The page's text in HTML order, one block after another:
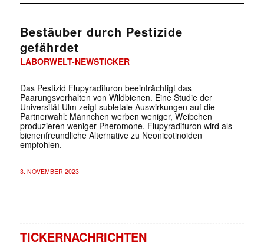
Bestäuber durch Pestizide
gefährdet
LABORWELT-NEWSTICKER
Das Pestizid Flupyradifuron beeinträchtigt das
Paarungsverhalten von Wildbienen. Eine Studie der
Universität Ulm zeigt subletale Auswirkungen auf die
Partnerwahl: Männchen werben weniger, Weibchen
produzieren weniger Pheromone. Flupyradifuron wird als
bienenfreundliche Alternative zu Neonicotinoiden
empfohlen.
3. NOVEMBER 2023
TICKERNACHRICHTEN